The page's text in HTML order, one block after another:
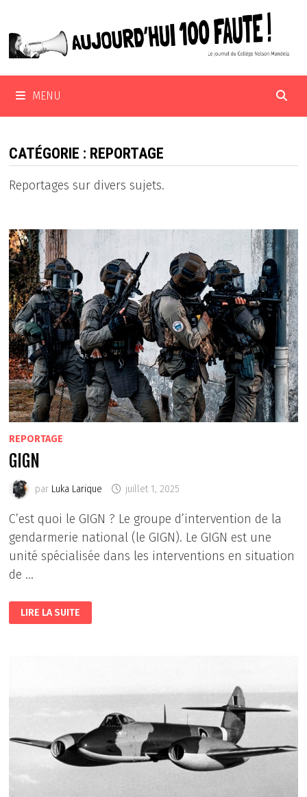
contenu
MENU
CATÉGORIE : REPORTAGE
Reportages sur divers sujets.
REPORTAGE
GIGN
par Luka Larique juillet 1, 2025
C’est quoi le GIGN ? Le groupe d’intervention de la
gendarmerie national (le GIGN). Le GIGN est une
unité spécialisée dans les interventions en situation
de …
GIGN
LIRE LA SUITE